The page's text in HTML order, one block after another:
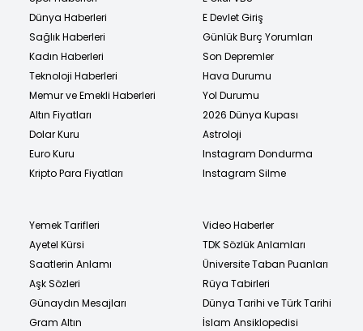
Dünya Haberleri
Sağlık Haberleri
Kadın Haberleri
Teknoloji Haberleri
Memur ve Emekli Haberleri
Altın Fiyatları
Dolar Kuru
Euro Kuru
Kripto Para Fiyatları
E Devlet Giriş
Günlük Burç Yorumları
Son Depremler
Hava Durumu
Yol Durumu
2026 Dünya Kupası
Astroloji
Instagram Dondurma
Instagram Silme
Yemek Tarifleri
Ayetel Kürsi
Saatlerin Anlamı
Aşk Sözleri
Günaydın Mesajları
Gram Altın
Video Haberler
TDK Sözlük Anlamları
Üniversite Taban Puanları
Rüya Tabirleri
Dünya Tarihi ve Türk Tarihi
İslam Ansiklopedisi